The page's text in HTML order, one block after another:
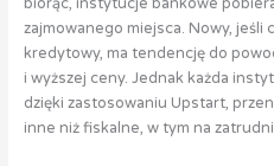
zajmowanego miejsca. Nowy, jeśli
kredytowy, ma tendencję do
i wyższej ceny. Jednak każda
dzięki zastosowaniu Upstart,
inne niż fiskalne, w tym na